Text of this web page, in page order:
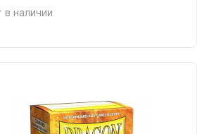
в наличии